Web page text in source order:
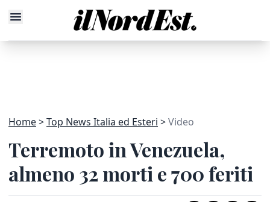
Home Top News Italia ed Esteri Video
Terremoto in Venezuela,
almeno 32 morti e 700 feriti